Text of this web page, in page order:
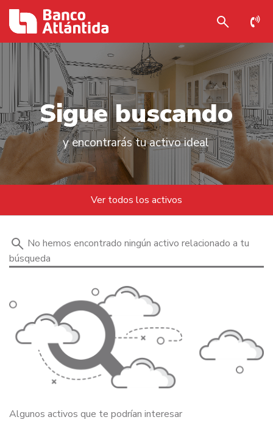
Sigue buscando
y encontrarás tu activo ideal
Ver todos los activos
No hemos encontrado ningún activo relacionado a tu
búsqueda
Algunos activos que te podrían interesar